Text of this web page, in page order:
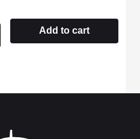
Add to cart